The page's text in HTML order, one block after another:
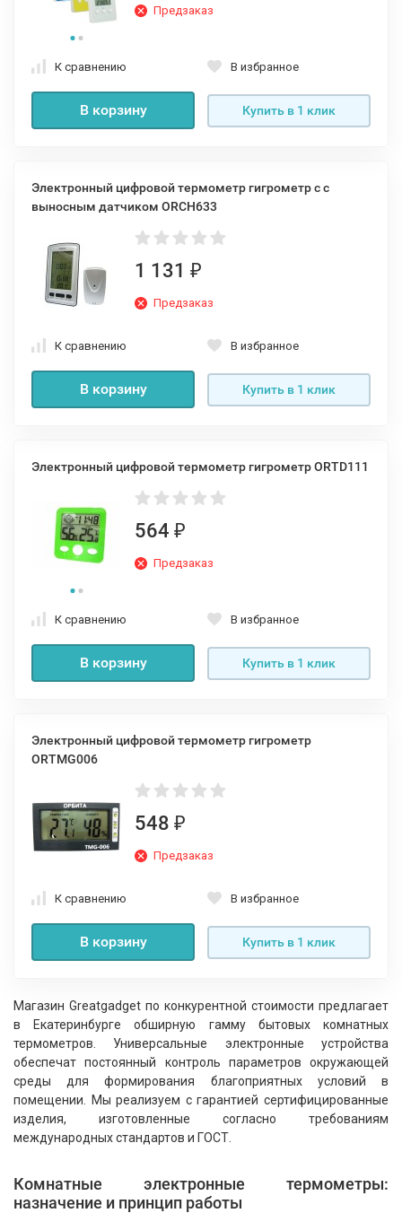
Предзаказ
К сравнению В избранное
В корзину Купить в 1 клик
Электронный цифровой термометр гигрометр c с
выносным датчиком ORCH633
1 131 ₽
Предзаказ
К сравнению В избранное
В корзину Купить в 1 клик
Электронный цифровой термометр гигрометр ORTD111
564 ₽
Предзаказ
К сравнению В избранное
В корзину Купить в 1 клик
Электронный цифровой термометр гигрометр
ORTMG006
548 ₽
Предзаказ
К сравнению В избранное
В корзину Купить в 1 клик
Магазин Greatgadget по конкурентной стоимости предлагает
в Екатеринбурге обширную гамму бытовых комнатных
термометров. Универсальные электронные устройства
обеспечат постоянный контроль параметров окружающей
среды для формирования благоприятных условий в
помещении. Мы реализуем с гарантией сертифицированные
изделия, изготовленные согласно требованиям
международных стандартов и ГОСТ.
Комнатные электронные термометры:
назначение и принцип работы